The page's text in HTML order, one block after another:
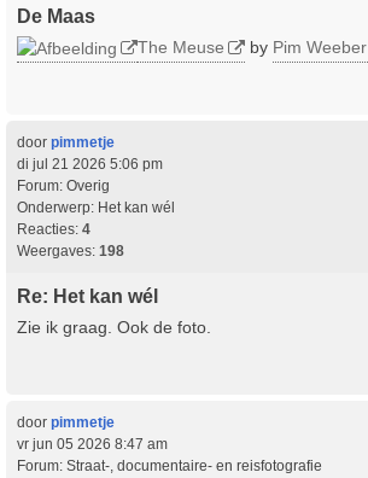
De Maas
The Meuse by Pim Weeber
door pimmetje
di jul 21 2026 5:06 pm
Forum: Overig
Onderwerp: Het kan wél
Reacties: 4
Weergaves: 198
Re: Het kan wél
Zie ik graag. Ook de foto.
door pimmetje
vr jun 05 2026 8:47 am
Forum: Straat-, documentaire- en reisfotografie